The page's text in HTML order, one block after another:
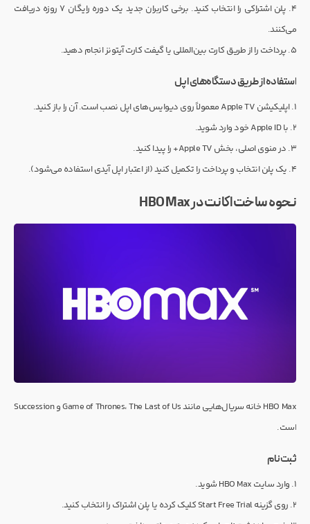
۴. پلن اشتراکی را انتخاب کنید. برخی کاربران جدید یک دوره رایگان ۷ روزه دریافت
می‌کنند.
۵. پرداخت را از طریق کارت بین‌المللی یا گیفت کارت آیتونز انجام دهید.
استفاده از طریق دستگاه‌های اپل
۱. اپلیکیشن Apple TV معمولاً روی دیوایس‌های اپل نصب است. آن را باز کنید.
۲. با Apple ID خود وارد شوید.
۳. در منوی اصلی، بخش Apple TV+ را پیدا کنید.
۴. یک پلن انتخاب و پرداخت را تکمیل کنید (از اعتبار اپل آیدی استفاده می‌شود).
نحوه ساخت اکانت در HBO Max
HBO Max خانه سریال‌هایی مانند Game of Thrones، The Last of Us و Succession
است.
ثبت‌نام
۱. وارد سایت HBO Max شوید.
۲. روی گزینه Start Free Trial کلیک کرده یا پلن اشتراک را انتخاب کنید.